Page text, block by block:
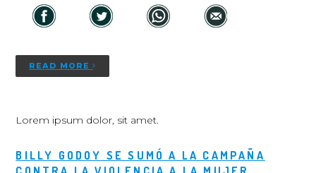
READ MORE
Lorem ipsum dolor, sit amet.
BILLY GODOY SE SUMÓ A LA CAMPAÑA